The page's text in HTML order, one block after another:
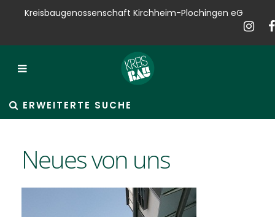
Bauen
Verwalten
Hausservice
Kreisbaugenossenschaft Kirchheim-Plochingen eG
ERWEITERTE SUCHE
Neues von uns